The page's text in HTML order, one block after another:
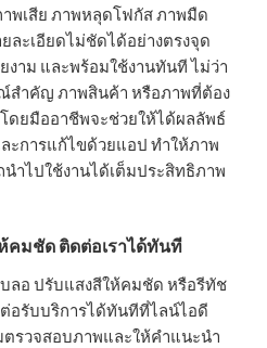
พเสีย ภาพหลุดโฟกัส ภาพมืด
ละเอียดไม่ชัดได้อย่างตรงจุด
งาม และพร้อมใช้งานทันที ไม่ว่า
สำคัญ ภาพสินค้า หรือภาพที่ต้อง
ดยมืออาชีพจะช่วยให้ได้ผลลัพธ์
ะการแก้ไขด้วยแอป ทำให้ภาพ
ำไปใช้งานได้เต็มประสิทธิภาพ
คมชัด ติดต่อเราได้ทันที
ลอ ปรับแสงสีให้คมชัด หรือรีทัช
อรับบริการได้ทันทีที่ไลน์ไอดี
รวจสอบภาพและให้คำแนะนำ